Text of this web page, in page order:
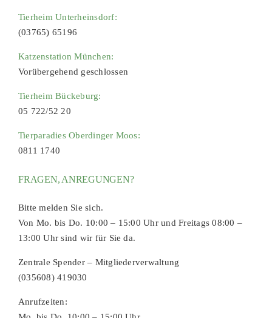
Tierheim Unterheinsdorf:
(03765) 65196
Katzenstation München:
Vorübergehend geschlossen
Tierheim Bückeburg:
05 722/52 20
Tierparadies Oberdinger Moos:
0811 1740
FRAGEN, ANREGUNGEN?
Bitte melden Sie sich.
Von Mo. bis Do. 10:00 – 15:00 Uhr und Freitags 08:00 –
13:00 Uhr sind wir für Sie da.
Zentrale Spender – Mitgliederverwaltung
(035608) 419030
Anrufzeiten: